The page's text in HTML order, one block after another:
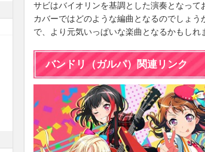
サビはバイオリンを基調とした演奏となっ
カバーではどのような編曲となるのでしょう
で、より元気いっぱいな楽曲となるかもしれ
バンドリ（ガルパ）関連リンク